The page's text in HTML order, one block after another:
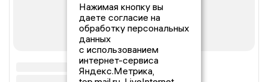
Нажимая кнопку вы
даете согласие на
обработку персональных
данных
с использованием
интернет-сервиса
Яндекс.Метрика,